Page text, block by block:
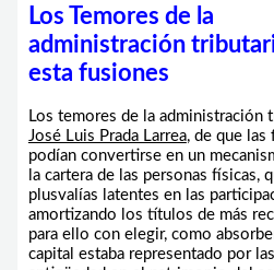
Los Temores de la
administración
esta fusiones
Los temores de la administración
José Luis Prada Larrea, de que las
podían convertirse en un
la cartera de las personas físicas,
plusvalías latentes en las
amortizando los títulos de más
para ello con elegir, como
capital estaba representado por